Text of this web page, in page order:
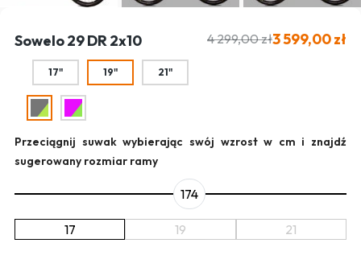
Sowelo 29 DR 2x10 4 299,00 zł3 599,00 zł
Przeciągnij suwak wybierając swój wzrost w cm i znajdź
sugerowany rozmiar ramy
174
17 19 21
17" 19" 21"